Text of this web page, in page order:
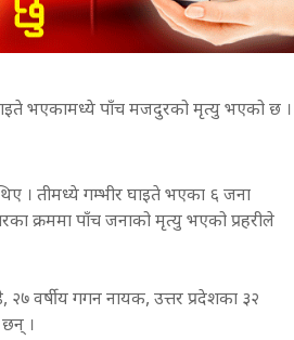
घाइते भएकामध्ये पाँच मजदुरको मृत्यु भएको छ ।
। तीमध्ये गम्भीर घाइते भएका ६ जना
क्रममा पाँच जनाको मृत्यु भएको प्रहरीले
२७ वर्षीय गगन नायक, उत्तर प्रदेशका ३२
।